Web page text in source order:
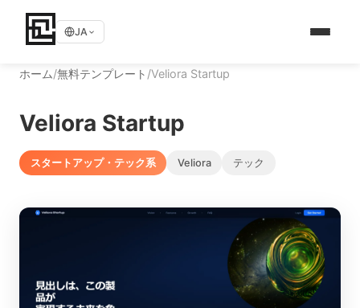
JA
ホーム/無料テンプレート /Veliora Startup
Veliora Startup
スタートアップ・テック系 Veliora テック